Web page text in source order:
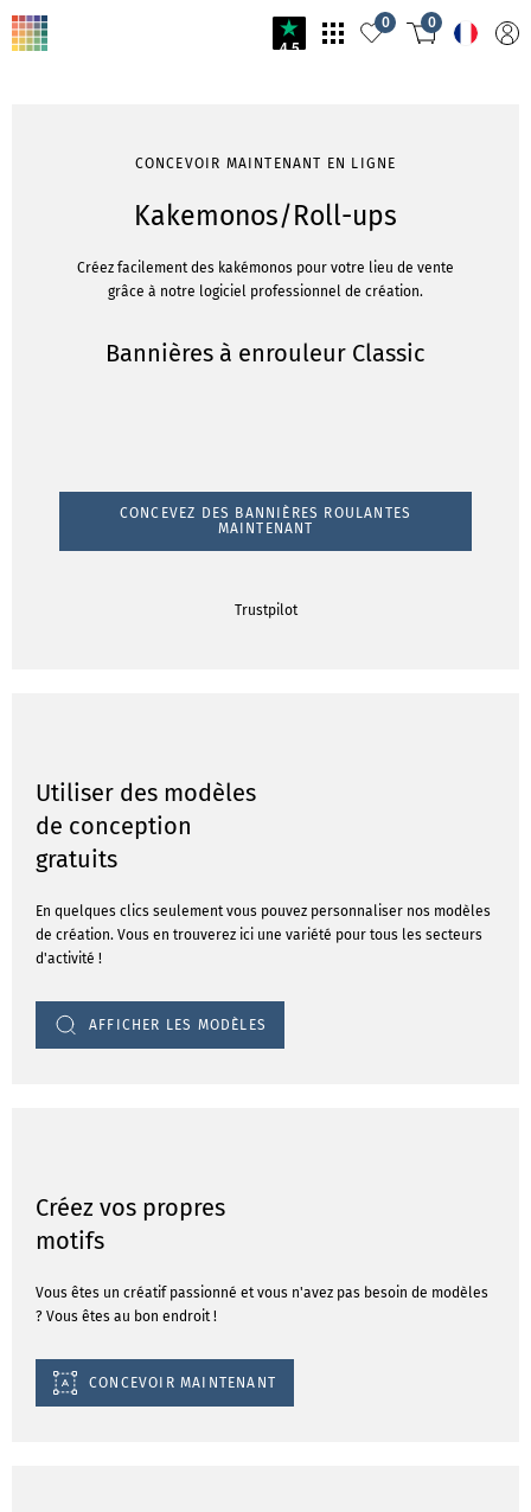
4.5
0 0
CONCEVOIR MAINTENANT EN LIGNE
Kakemonos/Roll-ups
Créez facilement des kakémonos pour votre lieu de vente
grâce à notre logiciel professionnel de création.
Bannières à enrouleur Classic
CONCEVEZ DES BANNIÈRES ROULANTES
MAINTENANT
Trustpilot
Utiliser des modèles
de conception
gratuits
En quelques clics seulement vous pouvez personnaliser nos modèles
de création. Vous en trouverez ici une variété pour tous les secteurs
d'activité !
AFFICHER LES MODÈLES
Créez vos propres
motifs
Vous êtes un créatif passionné et vous n'avez pas besoin de modèles
? Vous êtes au bon endroit !
CONCEVOIR MAINTENANT